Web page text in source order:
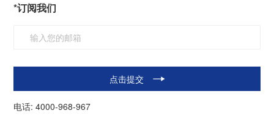
*订阅我们
点击提交
电话: 4000-968-967